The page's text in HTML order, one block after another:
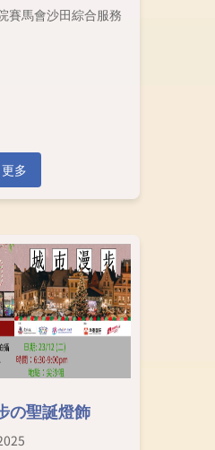
賽馬會沙田綜合服務
更多
の聖誕燈飾